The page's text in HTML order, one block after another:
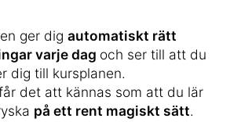
ger dig automatiskt rätt
varje dag och ser till att du
dig till kursplanen.
det att kännas som att du lär
på ett rent magiskt sätt.